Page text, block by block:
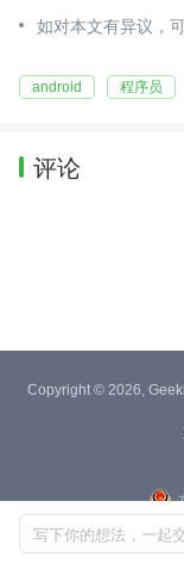
如对本文有异议，
android 程序员
评论
写下你的想法，一起
Copyright © 2026,